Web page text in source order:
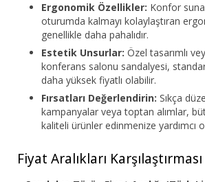
Ergonomik Özellikler: Konfor
oturumda kalmayı kolaylaştıran
genellikle daha pahalıdır.
Estetik Unsurlar: Özel tasarımlı
konferans salonu sandalyesi,
daha yüksek fiyatlı olabilir.
Fırsatları Değerlendirin: Sıkça
kampanyalar veya toptan alımlar,
kaliteli ürünler edinmenize yardımcı
Fiyat Aralıkları Karşılaştırması